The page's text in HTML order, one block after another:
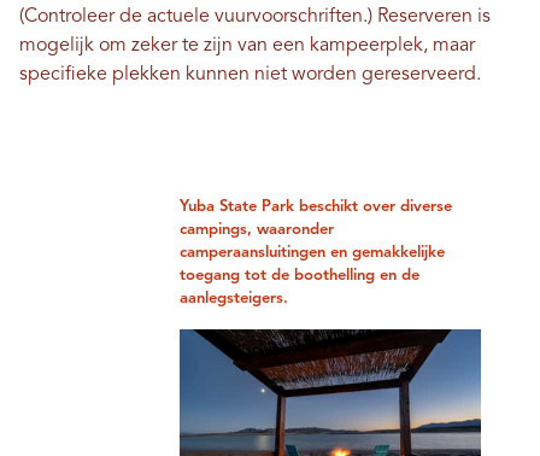
(Controleer de actuele vuurvoorschriften.) Reserveren is
mogelijk om zeker te zijn van een kampeerplek, maar
specifieke plekken kunnen niet worden gereserveerd.
Yuba State Park beschikt over diverse
campings, waaronder
camperaansluitingen en gemakkelijke
toegang tot de boothelling en de
aanlegsteigers.